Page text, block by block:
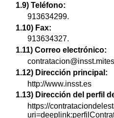
1.9) Teléfono:
913634299.
1.10) Fax:
913634327.
1.11) Correo electrónico:
1.12) Dirección principal:
http://www.insst.es
1.13) Dirección del perfil
https://